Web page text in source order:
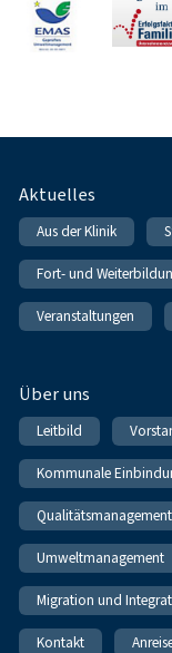
Fußnavigation
Aktuelles
Aus der Klinik
Fort- und
Veranstaltungen
Über uns
Leitbild
Kommunale
Qualitätsmanagement
Umweltmanagement
Migration und
Kontakt